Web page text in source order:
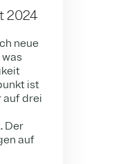
2024
neue
ist
auf drei
Der
auf